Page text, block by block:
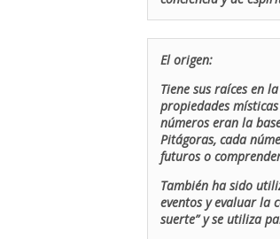
El origen:
Tiene sus raíces en
propiedades
números eran la
Pitágoras, cada
futuros o
También ha sido
eventos y evaluar la
suerte” y se utiliza